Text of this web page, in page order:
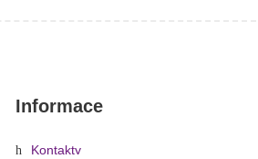
Informace
Kontakty